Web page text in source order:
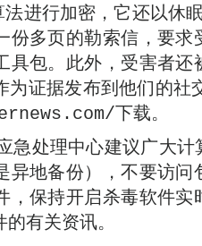
法进行加密，它还以
份多页的勒索信，要
具包。此外，受害者
为证据发布到他们的
下载。
急处理中心建议广大
异地备份），不要访
，保持开启杀毒软件
有关资讯。